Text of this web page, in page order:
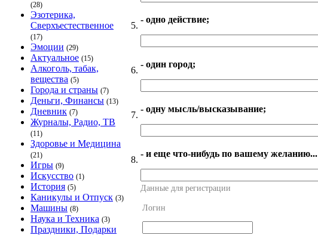
(28)
Эзотерика,
Сверхъестественное
(17)
Эмоции (29)
Актуальное (15)
Алкоголь, табак,
вещества (5)
Города и страны (7)
Деньги, Финансы (13)
Дневник (7)
Журналы, Радио, ТВ
(11)
Здоровье и Медицина
(21)
Игры (9)
Искусство (1)
История (5)
Каникулы и Отпуск (3)
Машины (8)
Наука и Техника (3)
Праздники, Подарки
5.
- одно действие;
6.
- один город;
7.
- одну мысль/высказывание;
8.
- и еще что-нибудь по вашему желанию...
Данные для регистрации
Логин